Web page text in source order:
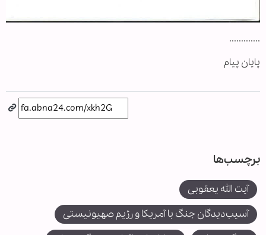
.............
پایان پیام
برچسب‌ها
آیت الله یعقوبی
آسیب‌دیدگان جنگ با آمریکا و رژیم صهیونیستی